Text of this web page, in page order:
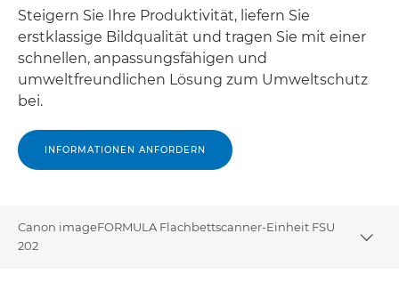
Steigern Sie Ihre Produktivität, liefern Sie
erstklassige Bildqualität und tragen Sie mit einer
schnellen, anpassungsfähigen und
umweltfreundlichen Lösung zum Umweltschutz
bei.
INFORMATIONEN ANFORDERN
Canon imageFORMULA Flachbettscanner-Einheit FSU
202